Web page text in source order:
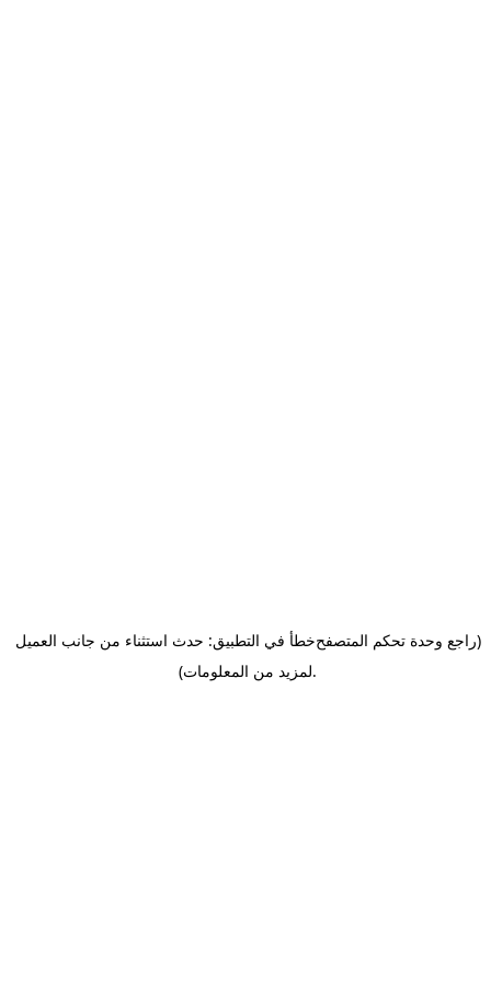
خطأ في التطبيق: حدث استثناء من جانب العميل(راجع وحدة تحكم المتصفح
لمزيد من المعلومات).